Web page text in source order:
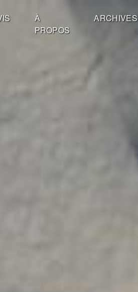
À
PROPOS
ARCHIVES